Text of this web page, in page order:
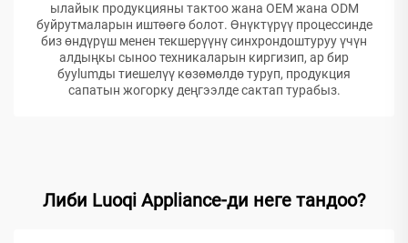
ылайык продукцияны тактоо жана OEM жана ODM
буйрутмаларын иштөөгө болот. Өнүктүрүү процессинде
биз өндүрүш менен текшерүүнү синхрондоштуруу үчүн
алдыңкы сыноо техникаларын киргизип, ар бир
буylumды тиешелүү көзөмөлдө туруп, продукция
сапатын жогорку деңгээлде сактап турабыз.
Либи Luoqi Appliance-ди неге тандоо?